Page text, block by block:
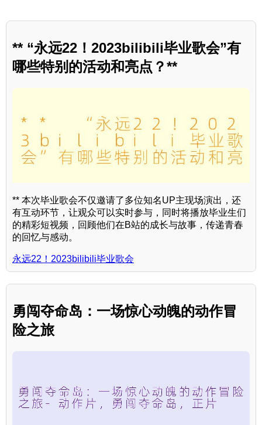
** “永远22！2023bilibili毕业歌会”有
哪些特别的活动和亮点？**
** 本次毕业歌会不仅邀请了多位知名UP主现场演出，还
有互动环节，让观众可以实时参与，同时将播放毕业生们
的精彩短视频，回顾他们在B站的成长与故事，传递青春
的回忆与感动。
永远22！2023bilibili毕业歌会
勇闯夺命岛：一场惊心动魄的动作冒
险之旅